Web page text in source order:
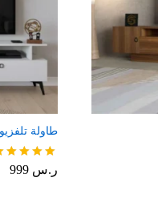
طاولة
تم التقييم
ر.س 999